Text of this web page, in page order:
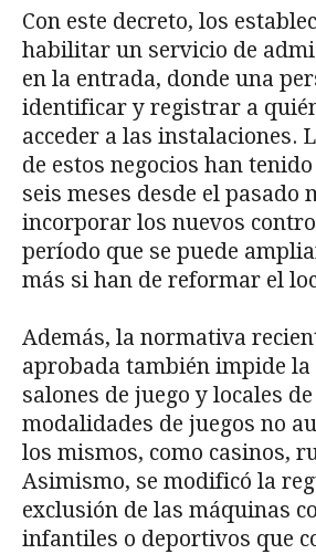
Con este decreto, los
habilitar un servicio de
en la entrada, donde una
identificar y registrar a
acceder a las instalaciones.
de estos negocios han
seis meses desde el pasado
incorporar los nuevos
período que se puede
más si han de reformar el
Además, la normativa
aprobada también impide
salones de juego y locales
modalidades de juegos no
los mismos, como casinos,
Asimismo, se modificó la
exclusión de las máquinas
infantiles o deportivos que